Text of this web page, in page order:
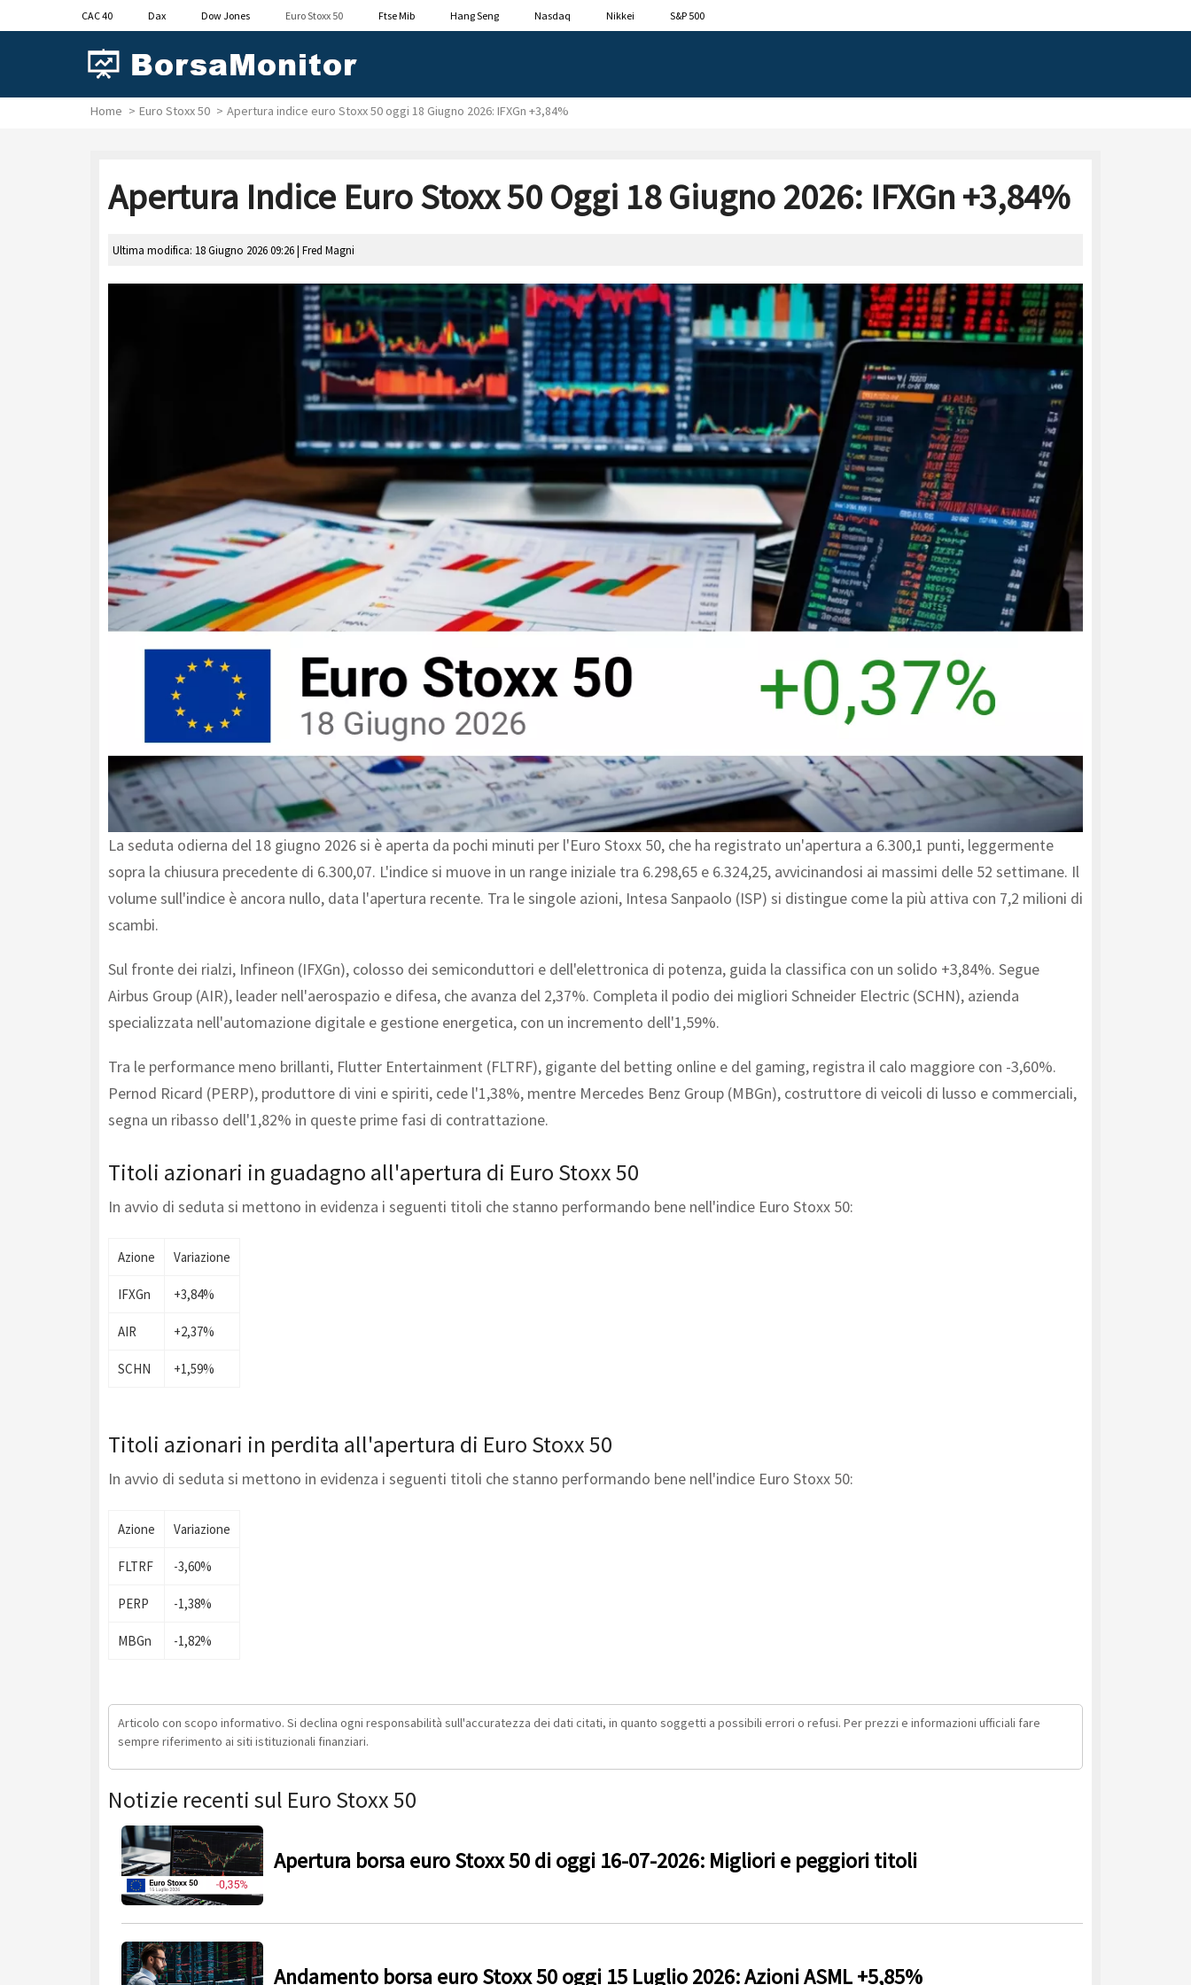
CAC 40 Dax Dow Jones Euro Stoxx 50 Ftse Mib Hang Seng Nasdaq Nikkei S&P 500
Home Euro Stoxx 50 Apertura indice euro Stoxx 50 oggi 18 Giugno 2026: IFXGn +3,84%
Apertura Indice Euro Stoxx 50 Oggi 18 Giugno 2026: IFXGn +3,84%
Ultima modifica: 18 Giugno 2026 09:26 | Fred Magni
La seduta odierna del 18 giugno 2026 si è aperta da pochi minuti per l'Euro Stoxx 50, che ha registrato un'apertura a 6.300,1 punti, leggermente
sopra la chiusura precedente di 6.300,07. L'indice si muove in un range iniziale tra 6.298,65 e 6.324,25, avvicinandosi ai massimi delle 52 settimane. Il
volume sull'indice è ancora nullo, data l'apertura recente. Tra le singole azioni, Intesa Sanpaolo (ISP) si distingue come la più attiva con 7,2 milioni di
scambi.
Sul fronte dei rialzi, Infineon (IFXGn), colosso dei semiconduttori e dell'elettronica di potenza, guida la classifica con un solido +3,84%. Segue
Airbus Group (AIR), leader nell'aerospazio e difesa, che avanza del 2,37%. Completa il podio dei migliori Schneider Electric (SCHN), azienda
specializzata nell'automazione digitale e gestione energetica, con un incremento dell'1,59%.
Tra le performance meno brillanti, Flutter Entertainment (FLTRF), gigante del betting online e del gaming, registra il calo maggiore con -3,60%.
Pernod Ricard (PERP), produttore di vini e spiriti, cede l'1,38%, mentre Mercedes Benz Group (MBGn), costruttore di veicoli di lusso e commerciali,
segna un ribasso dell'1,82% in queste prime fasi di contrattazione.
Titoli azionari in guadagno all'apertura di Euro Stoxx 50
In avvio di seduta si mettono in evidenza i seguenti titoli che stanno performando bene nell'indice Euro Stoxx 50:
Azione Variazione
IFXGn +3,84%
AIR +2,37%
SCHN +1,59%
Titoli azionari in perdita all'apertura di Euro Stoxx 50
In avvio di seduta si mettono in evidenza i seguenti titoli che stanno performando bene nell'indice Euro Stoxx 50:
Azione Variazione
FLTRF -3,60%
PERP -1,38%
MBGn -1,82%
Articolo con scopo informativo. Si declina ogni responsabilità sull'accuratezza dei dati citati, in quanto soggetti a possibili errori o refusi. Per prezzi e informazioni ufficiali fare
sempre riferimento ai siti istituzionali finanziari.
Notizie recenti sul Euro Stoxx 50
Apertura borsa euro Stoxx 50 di oggi 16-07-2026: Migliori e peggiori titoli
Andamento borsa euro Stoxx 50 oggi 15 Luglio 2026: Azioni ASML +5,85%